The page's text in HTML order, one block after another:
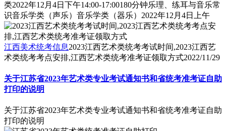
类2022年12月4日下午14:00-17:00180分钟乐理、练耳与音乐常
识音乐学类（声乐）音乐学类（器乐）2022年12月4日上午
江西美术统考信息2023江西艺术类统考考试时间,2023江西艺
术类统考考点安排,江西艺术类统考准考证领取方式2022/11/29
关于江苏省2023年艺术类专业考试通知书和省统考准考证自助
打印的说明
关于江苏省2023年艺术类专业考试通知书和省统考准考证自助
打印的说明